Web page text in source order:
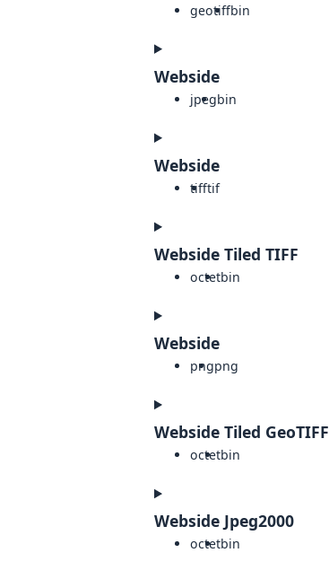
geotiffbin
Webside
jpegbin
Webside
tifftif
Webside Tiled TIFF
octetbin
Webside
pngpng
Webside Tiled GeoTIFF
octetbin
Webside Jpeg2000
octetbin